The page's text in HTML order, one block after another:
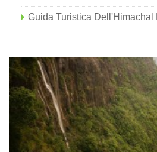
Guida Turistica Dell'Himachal